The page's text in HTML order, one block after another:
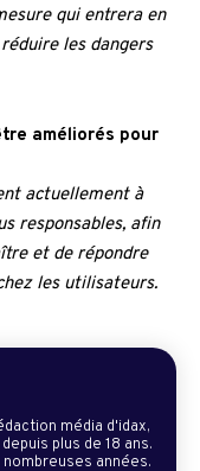
qui entrera en
les dangers
améliorés pour
actuellement à
responsables, afin
et de répondre
les utilisateurs.
média d'idax,
plus de 18 ans.
nombreuses années.